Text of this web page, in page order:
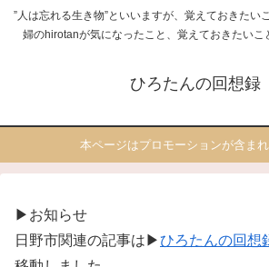
”人は忘れる生き物”といいますが、覚えておきたい
婦のhirotanが気になったこと、覚えておきたいこ
ひろたんの回想録
本ページはプロモーションが含まれ
▶お知らせ
日野市関連の記事は▶ひろたんの回想